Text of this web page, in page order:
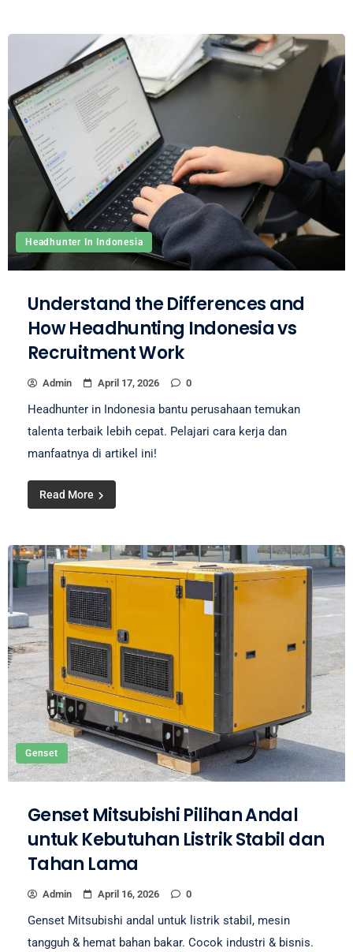
Headhunter In Indonesia
Understand the Differences and
How Headhunting Indonesia vs
Recruitment Work
Admin April 17, 2026 0
Headhunter in Indonesia bantu perusahaan temukan
talenta terbaik lebih cepat. Pelajari cara kerja dan
manfaatnya di artikel ini!
Read More
Genset
Genset Mitsubishi Pilihan Andal
untuk Kebutuhan Listrik Stabil dan
Tahan Lama
Admin April 16, 2026 0
Genset Mitsubishi andal untuk listrik stabil, mesin
tangguh & hemat bahan bakar. Cocok industri & bisnis.